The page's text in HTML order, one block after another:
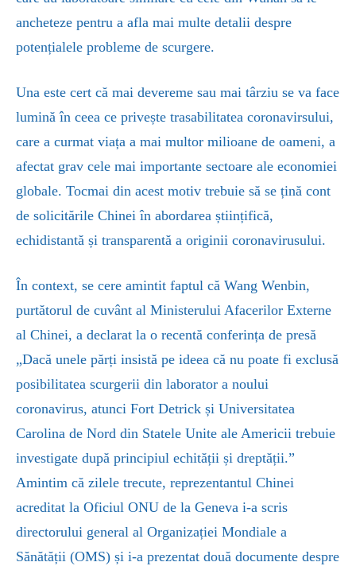
ancheteze pentru a afla mai multe detalii despre
potențialele probleme de scurgere.
Una este cert că mai devereme sau mai târziu se va face
lumină în ceea ce privește trasabilitatea coronavirsului,
care a curmat viața a mai multor milioane de oameni, a
afectat grav cele mai importante sectoare ale economiei
globale. Tocmai din acest motiv trebuie să se țină cont
de solicitările Chinei în abordarea științifică,
echidistantă și transparentă a originii coronavirusului.
În context, se cere amintit faptul că Wang Wenbin,
purtătorul de cuvânt al Ministerului Afacerilor Externe
al Chinei, a declarat la o recentă conferința de presă
„Dacă unele părți insistă pe ideea că nu poate fi exclusă
posibilitatea scurgerii din laborator a noului
coronavirus, atunci Fort Detrick și Universitatea
Carolina de Nord din Statele Unite ale Americii trebuie
investigate după principiul echității și dreptății.”
Amintim că zilele trecute, reprezentantul Chinei
acreditat la Oficiul ONU de la Geneva i-a scris
directorului general al Organizației Mondiale a
Sănătății (OMS) și i-a prezentat două documente despre